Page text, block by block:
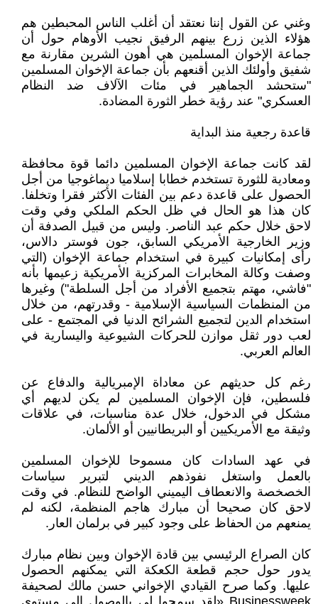
وغني عن القول إننا نعتقد أن أغلب الناس المحبطين هم
هؤلاء الذين زرع بينهم الرفيق نجيب الأوهام حول أن
جماعة الإخوان المسلمين هي أهون الشرين مقارنة مع
شفيق وأولئك الذين أقنعهم بأن جماعة الإخوان المسلمين
"ستحشد الجماهير في مئات الآلاف ضد النظام
العسكري" عند رؤية خطر الثورة المضادة.
قاعدة رجعية منذ البداية
لقد كانت جماعة الإخوان المسلمين دائما قوة محافظة
ومعادية للثورة تستخدم خطابا إسلاميا ديماغوجيا من أجل
الحصول على قاعدة دعم بين الفئات الأكثر فقرا وتخلفا.
كان هذا هو الحال في ظل الحكم الملكي وفي وقت
لاحق خلال حكم عبد الناصر. وليس من قبيل الصدفة أن
وزير الخارجية الأمريكي السابق، جون فوستر دالاس،
رأى إمكانيات كبيرة في استخدام جماعة الإخوان (التي
وصفت وكالة المخابرات المركزية الأمريكية زعيمها بأنه
"فاشي، مهتم بتجميع الأفراد من أجل السلطة") وغيرها
من المنظمات السياسية الإسلامية - وقدرتهم، من خلال
استخدام الدين لتجميع الشرائح الدنيا في المجتمع - على
لعب دور ثقل موازن للحركات الشيوعية واليسارية في
العالم العربي.
رغم كل حديثهم عن معاداة الإمبريالية والدفاع عن
فلسطين، فإن الإخوان المسلمين لم يكن لديهم أي
مشكل في الدخول، خلال عدة مناسبات، في علاقات
وثيقة مع الأمريكيين أو البريطانيين أو الألمان.
في عهد السادات كان مسموحا للإخوان المسلمين
بالعمل واستغل نفوذهم الديني لتبرير سياسات
الخصخصة والانعطاف اليميني الواضح للنظام. في وقت
لاحق كان صحيحا أن مبارك هاجم المنظمة، لكنه لم
يمنعهم من الحفاظ على وجود كبير في برلمان العار.
كان الصراع الرئيسي بين قادة الإخوان وبين نظام مبارك
يدور حول حجم قطعة الكعكة التي يمكنهم الحصول
عليها. وكما صرح القيادي الإخواني حسن مالك لصحيفة